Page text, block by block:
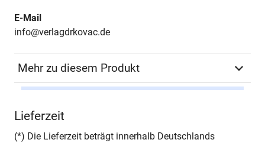
E-Mail
info@verlagdrkovac.de
Mehr zu diesem Produkt
Seiten 284
Lieferzeit
(*) Die Lieferzeit beträgt innerhalb Deutschlands